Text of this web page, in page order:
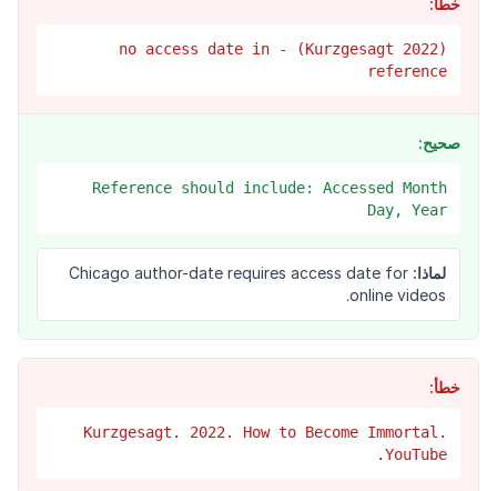
خطأ:
(Kurzgesagt 2022) - no access date in
reference
صحيح:
Reference should include: Accessed Month
Day, Year
لماذا: Chicago author-date requires access date for
online videos.
خطأ:
Kurzgesagt. 2022. How to Become Immortal.
YouTube.